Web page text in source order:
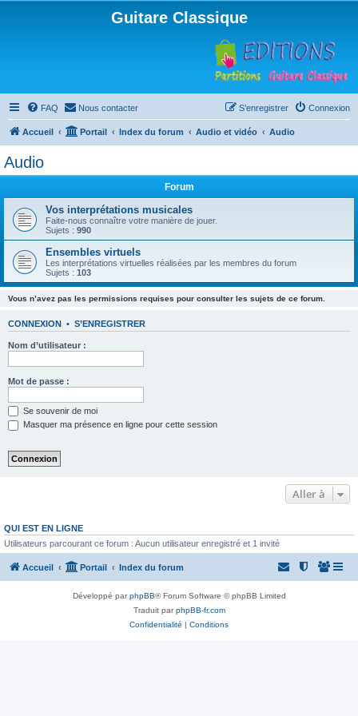
Guitare Classique
FAQ Nous contacter Connexion
S’enregistrer
Accueil Portail Index du forum Audio et vidéo Audio
Audio
Forum
Vos interprétations musicales
Faite-nous connaître votre manière de jouer.
Sujets : 990
Ensembles virtuels
Les interprétations virtuelles réalisées par les membres du forum
Sujets : 103
Vous n’avez pas les permissions requises pour consulter les sujets de ce forum.
CONNEXION • S’ENREGISTRER
Nom d’utilisateur :
Mot de passe :
Se souvenir de moi
Masquer ma présence en ligne pour cette session
Aller à
QUI EST EN LIGNE
Utilisateurs parcourant ce forum : Aucun utilisateur enregistré et 1 invité
Accueil Portail Index du forum
Développé parphpBB® Forum Software © phpBB Limited
Traduit parphpBB-fr.com
Confidentialité | Conditions